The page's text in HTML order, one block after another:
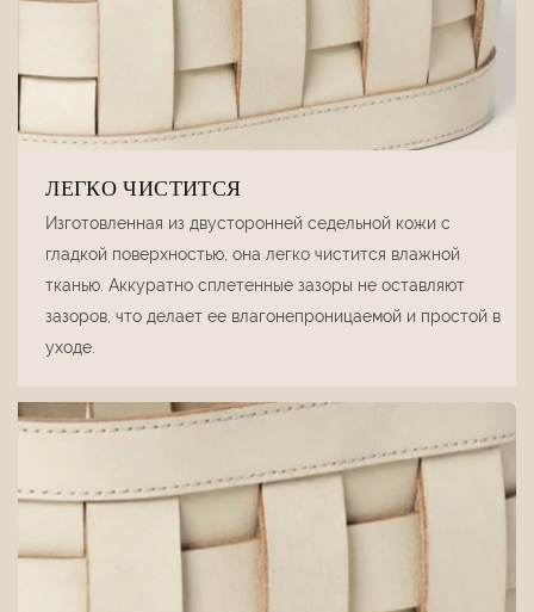
ЛЕГКО ЧИСТИТСЯ
Изготовленная из двусторонней седельной кожи с
гладкой поверхностью, она легко чистится влажной
тканью. Аккуратно сплетенные зазоры не оставляют
зазоров, что делает ее влагонепроницаемой и простой в
уходе.